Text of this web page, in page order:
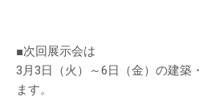
■次回展示会は
3月3日（火）～6日（金）の建築
ます。